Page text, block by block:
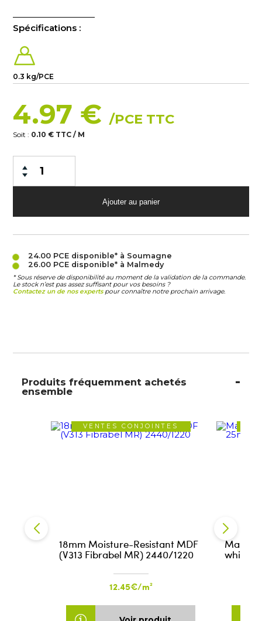
Spécifications :
0.3 kg/PCE
4.97 €/PCE TTC
Soit : 0.10 € TTC / M
24.00 PCEdisponible* à Soumagne
26.00 PCEdisponible* à Malmedy
* Sous réserve de disponibilité au moment de la validation de la commande.
Le stock n’est pas assez suffisant pour vos besoins ?
Contactez un de nos expertspour connaître notre prochain arrivage.
Produits fréquemment achetés
ensemble
VENTES CONJOINTES
18mm Moisture-Resistant MDF
(V313 Fibrabel MR) 2440/1220
12.45€/m²
white